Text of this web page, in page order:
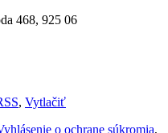
468, 925 06
, Vytlačiť
o ochrane súkromia,